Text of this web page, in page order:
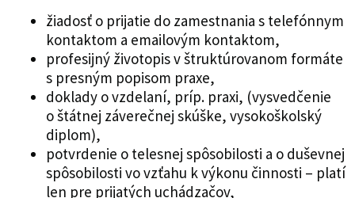
žiadosť o prijatie do zamestnania s telefónnym
kontaktom a emailovým kontaktom,
profesijný životopis v štruktúrovanom formáte
s presným popisom praxe,
doklady o vzdelaní, príp. praxi, (vysvedčenie
o štátnej záverečnej skúške, vysokoškolský
diplom),
potvrdenie o telesnej spôsobilosti a o duševnej
spôsobilosti vo vzťahu k výkonu činnosti – platí
len pre prijatých uchádzačov,